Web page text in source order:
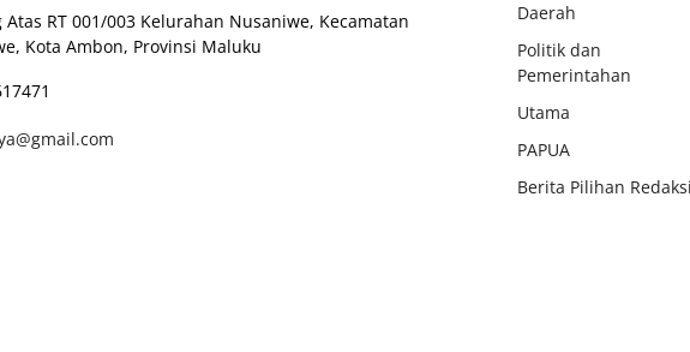
Atas RT 001/003 Kelurahan Nusaniwe, Kecamatan
Kota Ambon, Provinsi Maluku
Daerah
Politik dan
Pemerintahan
Utama
PAPUA
Berita Pilihan Redaksi